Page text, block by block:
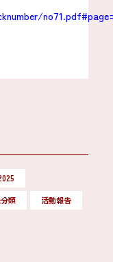
類
活動報告